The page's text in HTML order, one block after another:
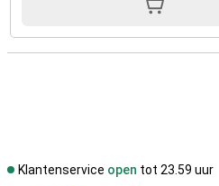
Klantenservice open tot 23.59 uur